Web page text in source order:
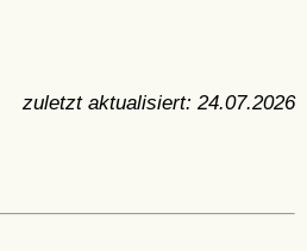
zuletzt aktualisiert: 24.07.2026